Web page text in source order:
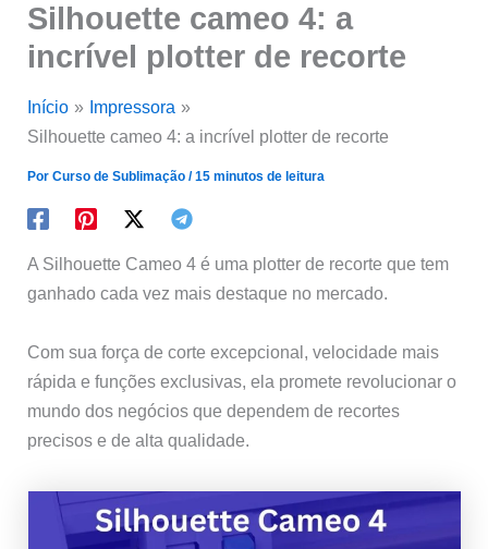
Silhouette cameo 4: a
incrível plotter de recorte
Início
Impressora
Silhouette cameo 4: a incrível plotter de recorte
PorCurso de Sublimação/15 minutos de leitura
A Silhouette Cameo 4 é uma plotter de recorte que tem
ganhado cada vez mais destaque no mercado.
Com sua força de corte excepcional, velocidade mais
rápida e funções exclusivas, ela promete revolucionar o
mundo dos negócios que dependem de recortes
precisos e de alta qualidade.